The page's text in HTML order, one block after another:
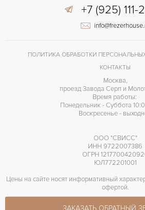
+7 (925) 111-
ПОЛИТИКА ОБРАБОТКИ
КОНТАКТЫ
Москва,
проезд Завода Серп и
Время работы:
Понедельник - Суббота
Воскресенье -
ООО "СВИСС"
ИНН 9722007386
ОГРН
ЮЛ772201001
Цены на сайте носят информативный
офертой.
ЗАКАЗАТЬ ОБРАТНЫЙ